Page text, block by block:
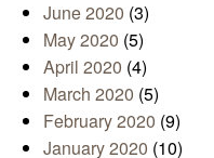
June 2020 (3)
May 2020 (5)
April 2020 (4)
March 2020 (5)
February 2020 (9)
January 2020 (10)